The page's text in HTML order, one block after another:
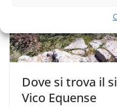
Dove si trova il
Vico Equense